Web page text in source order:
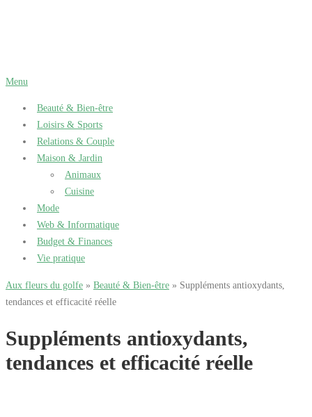
Menu
Beauté & Bien-être
Loisirs & Sports
Relations & Couple
Maison & Jardin
Animaux
Cuisine
Mode
Web & Informatique
Budget & Finances
Vie pratique
Aux fleurs du golfe » Beauté & Bien-être » Suppléments antioxydants,
tendances et efficacité réelle
Suppléments antioxydants,
tendances et efficacité réelle